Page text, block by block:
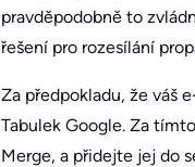
pravděpodobně to
řešení pro rozesílání
Za předpokladu, že váš
Tabulek Google. Za
Merge, a přidejte jej do